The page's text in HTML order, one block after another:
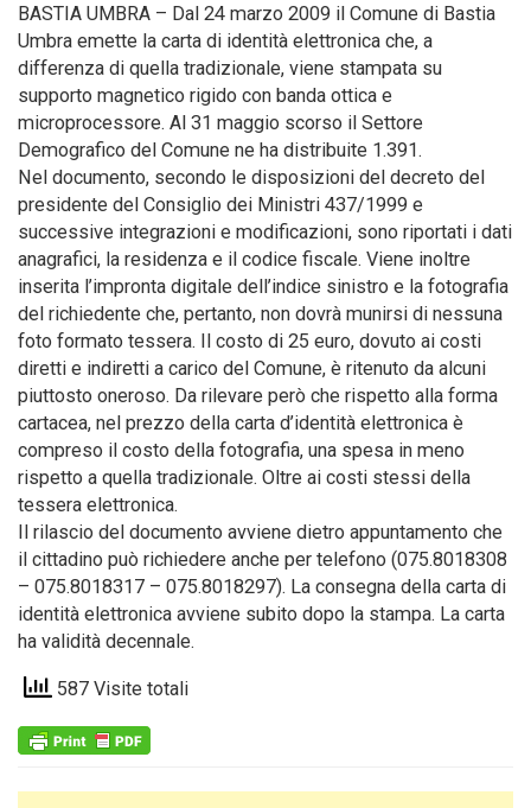
BASTIA UMBRA – Dal 24 marzo 2009 il Comune di Bastia
Umbra emette la carta di identità elettronica che, a
differenza di quella tradizionale, viene stampata su
supporto magnetico rigido con banda ottica e
microprocessore. Al 31 maggio scorso il Settore
Demografico del Comune ne ha distribuite 1.391.
Nel documento, secondo le disposizioni del decreto del
presidente del Consiglio dei Ministri 437/1999 e
successive integrazioni e modificazioni, sono riportati i dati
anagrafici, la residenza e il codice fiscale. Viene inoltre
inserita l’impronta digitale dell’indice sinistro e la fotografia
del richiedente che, pertanto, non dovrà munirsi di nessuna
foto formato tessera. Il costo di 25 euro, dovuto ai costi
diretti e indiretti a carico del Comune, è ritenuto da alcuni
piuttosto oneroso. Da rilevare però che rispetto alla forma
cartacea, nel prezzo della carta d’identità elettronica è
compreso il costo della fotografia, una spesa in meno
rispetto a quella tradizionale. Oltre ai costi stessi della
tessera elettronica.
Il rilascio del documento avviene dietro appuntamento che
il cittadino può richiedere anche per telefono (075.8018308
– 075.8018317 – 075.8018297). La consegna della carta di
identità elettronica avviene subito dopo la stampa. La carta
ha validità decennale.
587 Visite totali